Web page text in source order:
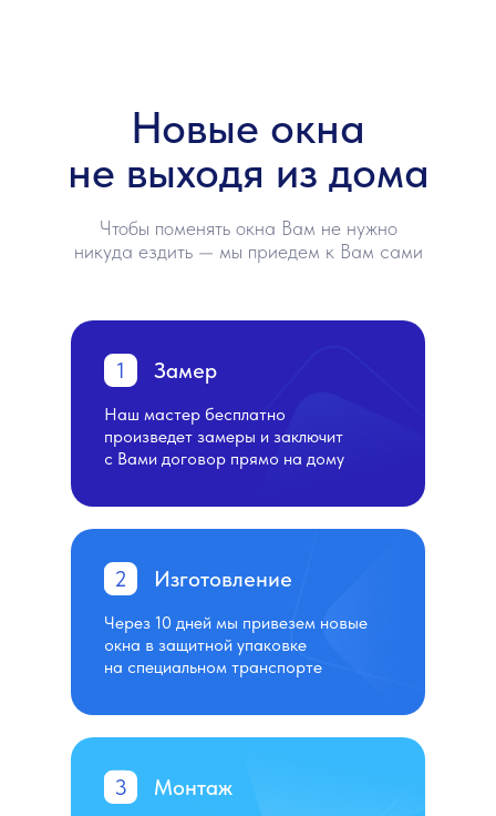
Новые окна
не выходя из дома
Чтобы поменять окна Вам не нужно
никуда ездить — мы приедем к Вам сами
Замер
Наш мастер бесплатно
произведет замеры и заключит
с Вами договор прямо на дому
Изготовление
Через 10 дней мы привезем новые
окна в защитной упаковке
на специальном транспорте
Монтаж
1
2
3